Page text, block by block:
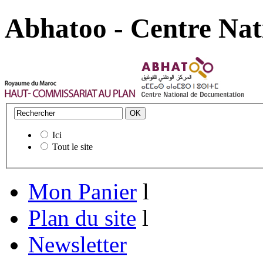
Abhatoo - Centre
Ici
Tout le site
Mon Panier l
Plan du site l
Newsletter